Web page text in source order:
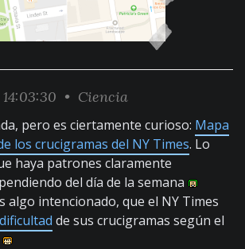
• Ciencia
pero es ciertamente curioso: Mapa
los crucigramas del NY Times. Lo
haya patrones claramente
del día de la semana
algo intencionado, que el NY Times
de sus crucigramas según el